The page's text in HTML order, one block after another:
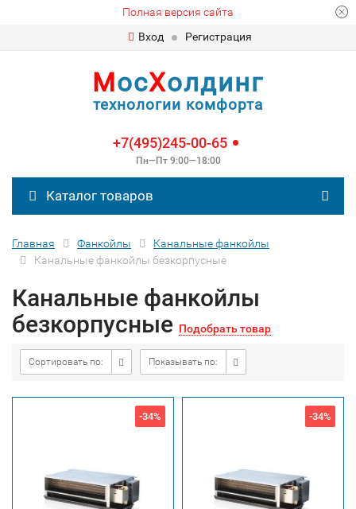
Полная версия сайта
Вход
Регистрация
МосХолдинг
технологии комфорта
+7(495)245-00-65
Пн—Пт 9:00—18:00
Каталог товаров
Главная Фанкойлы
Канальные фанкойлы
Канальные фанкойлы безкорпусные
Канальные фанкойлы
безкорпусные Подобрать товар
Сортировать по: Показывать по:
-34% -34%